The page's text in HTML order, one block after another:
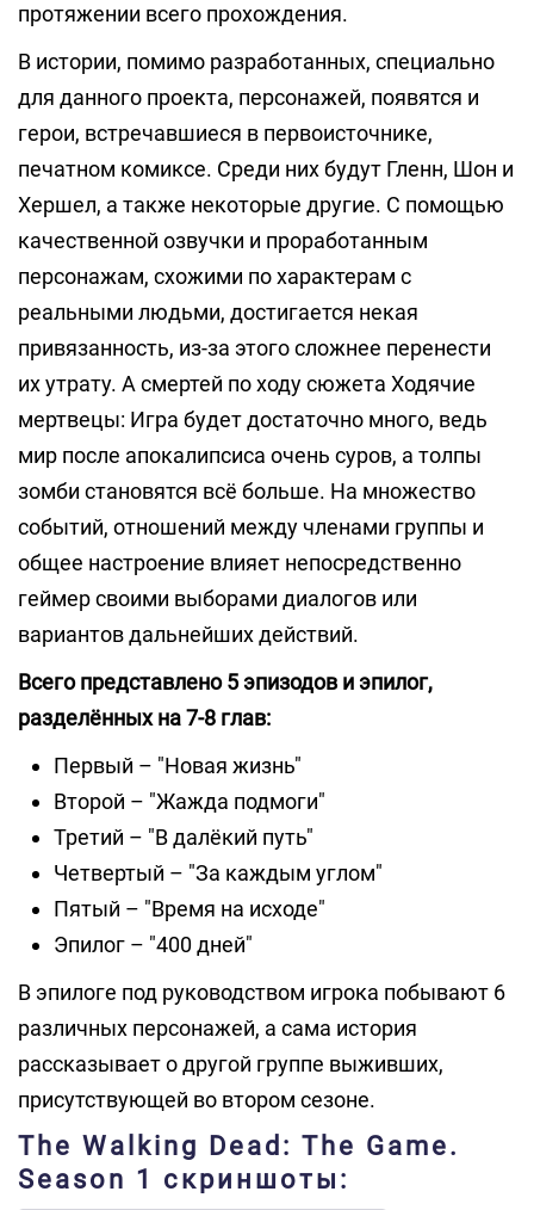
протяжении всего прохождения.
В истории, помимо разработанных, специально
для данного проекта, персонажей, появятся и
герои, встречавшиеся в первоисточнике,
печатном комиксе. Среди них будут Гленн, Шон и
Хершел, а также некоторые другие. С помощью
качественной озвучки и проработанным
персонажам, схожими по характерам с
реальными людьми, достигается некая
привязанность, из-за этого сложнее перенести
их утрату. А смертей по ходу сюжета Ходячие
мертвецы: Игра будет достаточно много, ведь
мир после апокалипсиса очень суров, а толпы
зомби становятся всё больше. На множество
событий, отношений между членами группы и
общее настроение влияет непосредственно
геймер своими выборами диалогов или
вариантов дальнейших действий.
Всего представлено 5 эпизодов и эпилог,
разделённых на 7-8 глав:
Первый – "Новая жизнь"
Второй – "Жажда подмоги"
Третий – "В далёкий путь"
Четвертый – "За каждым углом"
Пятый – "Время на исходе"
Эпилог – "400 дней"
В эпилоге под руководством игрока побывают 6
различных персонажей, а сама история
рассказывает о другой группе выживших,
присутствующей во втором сезоне.
The Walking Dead: The Game.
Season 1 скриншоты: